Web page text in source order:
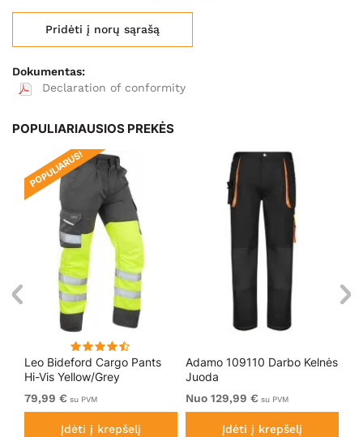
Pridėti į norų sąrašą
Dokumentas:
Declaration of conformity
POPULIARIAUSIOS PREKĖS
Leo Bideford Cargo Pants
Hi-Vis Yellow/Grey
POPULIARUS!
79,99 € su PVM
Įdėti į krepšelį
Adamo 109110 Darbo Kelnės
Juoda
Nuo 129,99 € su PVM
Įdėti į krepšelį